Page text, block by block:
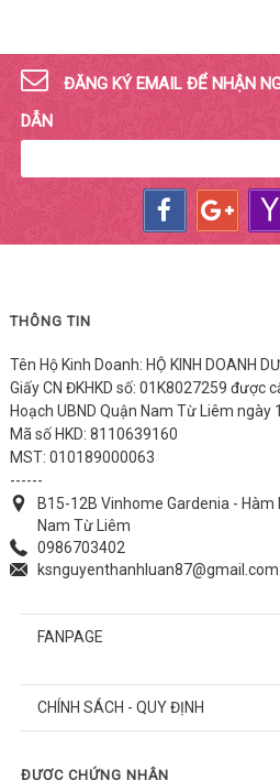
ĐĂNG KÝ EMAIL ĐỂ NHẬN
DẪN
THÔNG TIN
Tên Hộ Kinh Doanh: HỘ KINH DOANH
Giấy CN ĐKHKD số: 01K8027259 được
Hoạch UBND Quận Nam Từ Liêm
Mã số HKD: 8110639160
MST: 010189000063
------
B15-12B Vinhome Gardenia - Hàm
Nam Từ Liêm
0986703402
ksnguyenthanhluan87@gmail.com
FANPAGE
CHÍNH SÁCH - QUY ĐỊNH
ĐƯỢC CHỨNG NHẬN